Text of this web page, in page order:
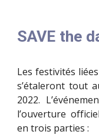
SAVE the
Les festivités
s’étaleront tout
2022.
l’ouverture
en trois parties :